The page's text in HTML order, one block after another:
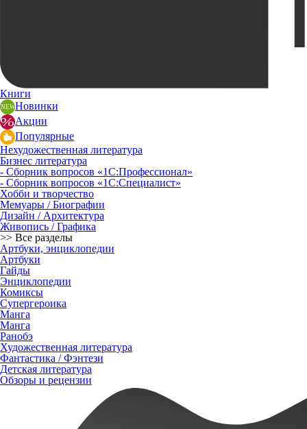
Книги
Новинки
Акции
Популярные
Нехудожественная литература
Бизнес литература
- Сборник вопросов «1С:Профессионал»
- Сборник вопросов «1С:Специалист»
Хобби и творчество
Мемуары / Биографии
Дизайн / Архитектура
Живопись / Графика
>> Все разделы
Артбуки, энциклопедии
Артбуки
Гайды
Энциклопедии
Комиксы
Супергероика
Манга
Манга
Ранобэ
Художественная литература
Фантастика / Фэнтези
Детская литература
Обзоры и рецензии